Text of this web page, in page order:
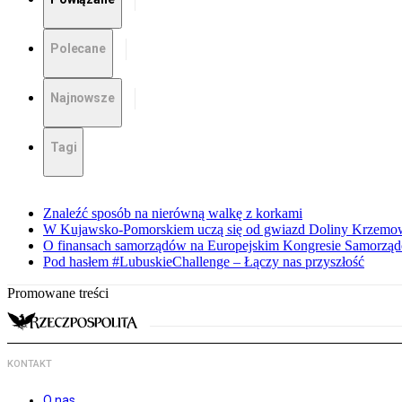
Polecane
Najnowsze
Tagi
Znaleźć sposób na nierówną walkę z korkami
W Kujawsko-Pomorskiem uczą się od gwiazd Doliny
O finansach samorządów na Europejskim Kongresie
Pod hasłem #LubuskieChallenge – Łączy nas przyszłość
Promowane treści
KONTAKT